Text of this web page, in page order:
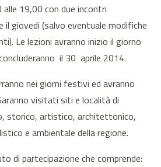
19,00 con due incontri
giovedi (salvo eventuale modifiche
Le lezioni avranno inizio il giorno
il 30 aprile 2014.
nei giorni festivi ed avranno
visitati siti e località di
storico, artistico, architettonico,
e ambientale della regione.
di partecipazione che comprende: